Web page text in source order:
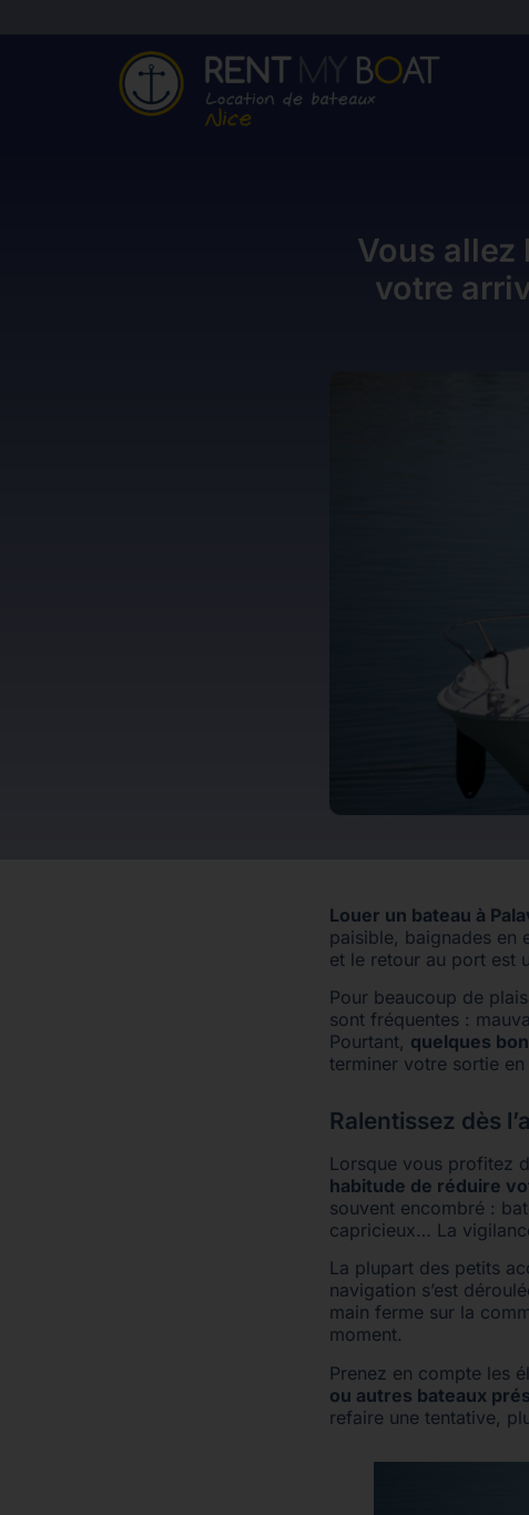
Vous allez
votre
Louer un bateau à
paisible, baignades en
et le retour au port est
Pour beaucoup de
sont fréquentes :
Pourtant, quelques
terminer votre sortie en
Ralentissez dès
Lorsque vous profitez
habitude de réduire
souvent encombré :
capricieux… La
La plupart des petits
navigation s’est
main ferme sur la
moment.
Prenez en compte les
ou autres bateaux
refaire une tentative,